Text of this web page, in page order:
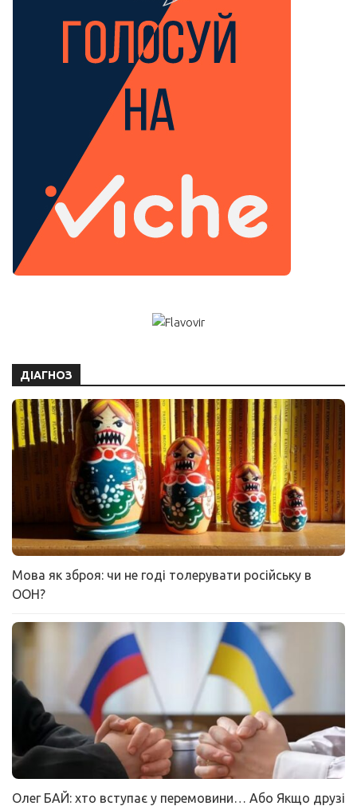
ДІАГНОЗ
Мова як зброя: чи не годі толерувати російську в
ООН?
Олег БАЙ: хто вступає у перемовини… Або Якщо друзі